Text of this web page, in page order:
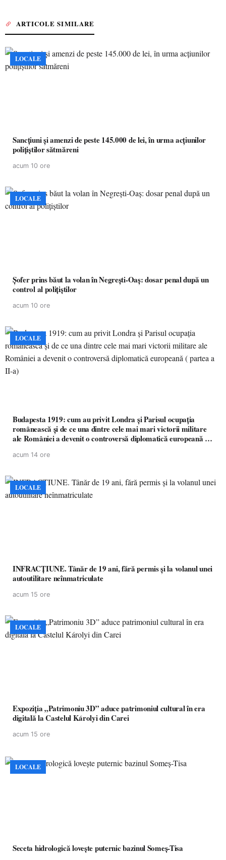
ARTICOLE SIMILARE
LOCALE
Sancțiuni și amenzi de peste 145.000 de lei, în urma acțiunilor
polițiștilor sătmăreni
acum 10 ore
LOCALE
Șofer prins băut la volan în Negrești-Oaș: dosar penal după un
control al polițiștilor
acum 10 ore
LOCALE
Budapesta 1919: cum au privit Londra și Parisul ocupația
românească și de ce una dintre cele mai mari victorii militare
ale României a devenit o controversă diplomatică europeană (
acum 14 ore
LOCALE
INFRACȚIUNE. Tânăr de 19 ani, fără permis și la volanul unei
autoutilitare neînmatriculate
acum 15 ore
LOCALE
Expoziția „Patrimoniu 3D” aduce patrimoniul cultural în era
digitală la Castelul Károlyi din Carei
acum 15 ore
LOCALE
Seceta hidrologică lovește puternic bazinul Someș-Tisa